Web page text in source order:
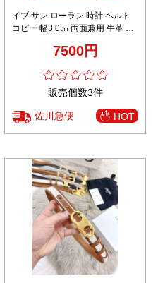
イブ サン ローラン 時計 ベルト
コピー 幅3.0㎝ 両面兼用 牛革 シ
ス ブラウン7500円
販売個数3件
佐川急便 HOT